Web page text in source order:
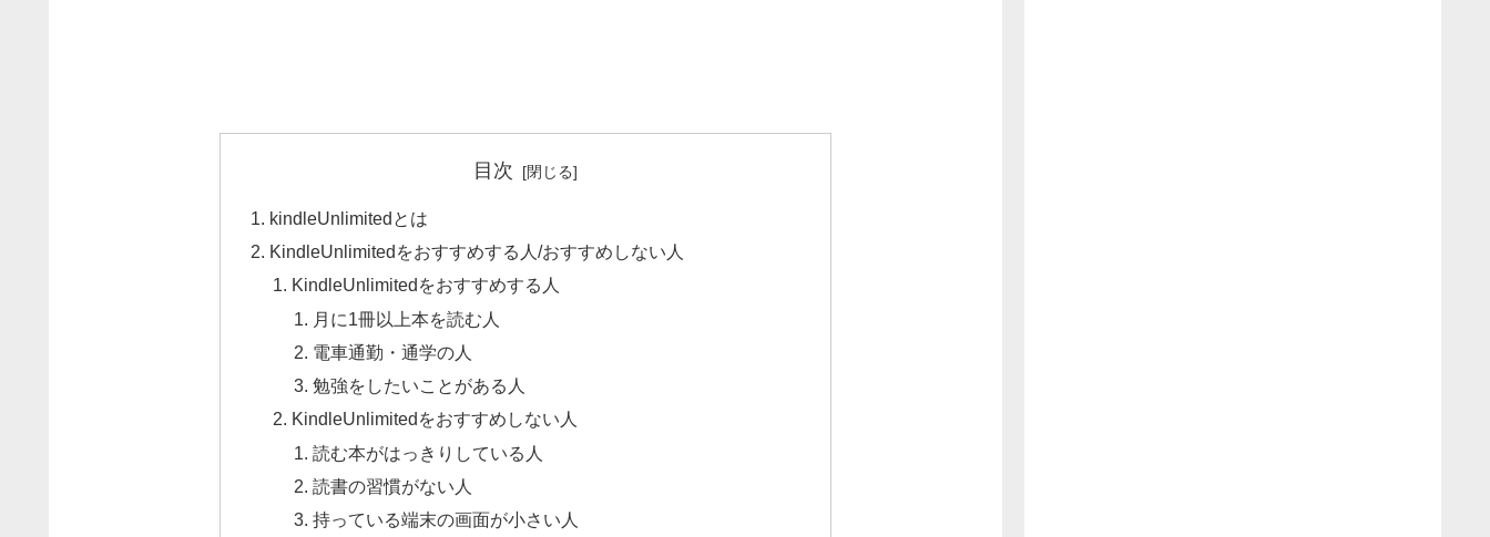
目次
kindleUnlimitedとは
KindleUnlimitedをおすすめする人/おすすめしない人
KindleUnlimitedをおすすめする人
月に1冊以上本を読む人
電車通勤・通学の人
勉強をしたいことがある人
KindleUnlimitedをおすすめしない人
読む本がはっきりしている人
読書の習慣がない人
持っている端末の画面が小さい人